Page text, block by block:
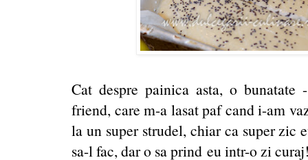
Cat despre painica asta, o
friend, care m-a lasat paf cand i-am
la un super strudel, chiar ca super zic
sa-l fac, dar o sa prind eu intr-o zi